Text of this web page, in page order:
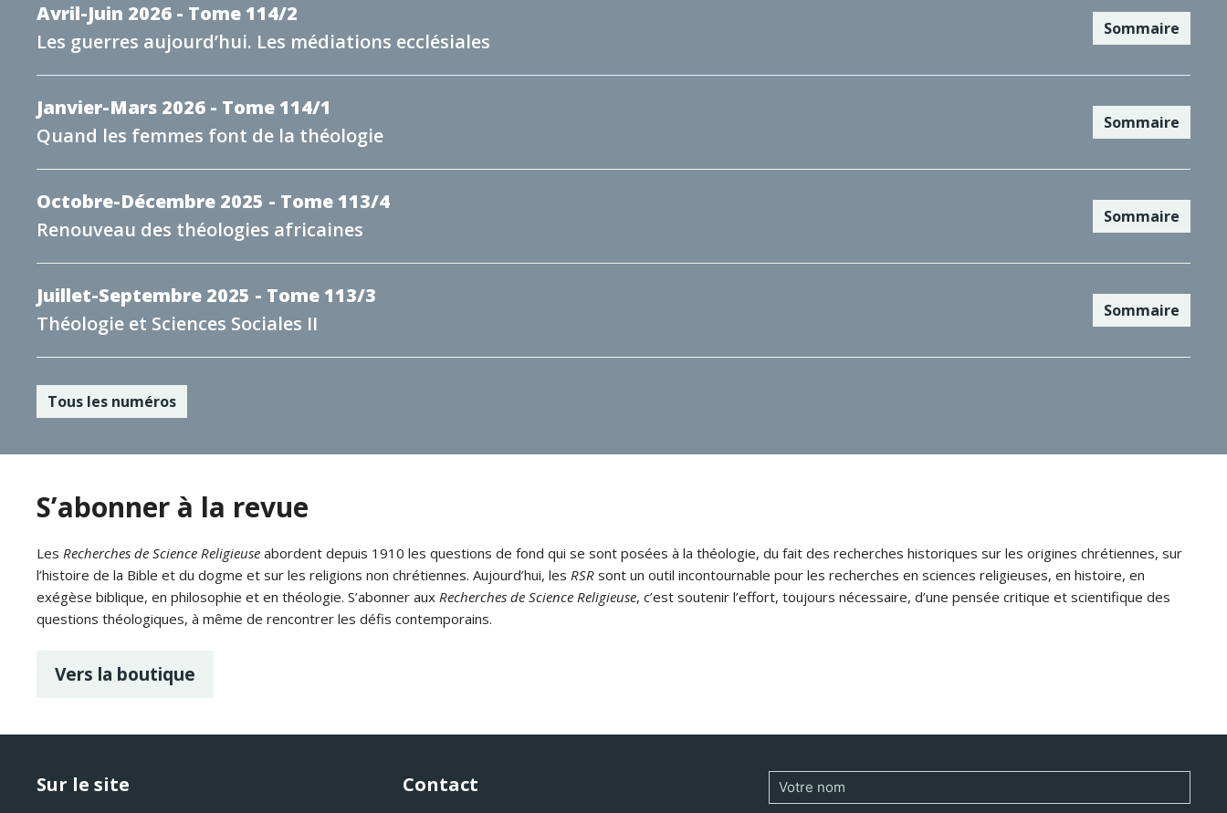
Avril-Juin 2026 - Tome 114/2
Les guerres aujourd’hui. Les médiations ecclésiales
Sommaire
Janvier-Mars 2026 - Tome 114/1
Quand les femmes font de la théologie
Sommaire
Octobre-Décembre 2025 - Tome 113/4
Renouveau des théologies africaines
Sommaire
Juillet-Septembre 2025 - Tome 113/3
Théologie et Sciences Sociales II
Sommaire
Tous les numéros
S’abonner à la revue
Les Recherches de Science Religieuse abordent depuis 1910 les questions de fond qui se sont posées à la théologie, du fait des recherches historiques sur les origines chrétiennes, sur
l’histoire de la Bible et du dogme et sur les religions non chrétiennes. Aujourd’hui, les RSR sont un outil incontournable pour les recherches en sciences religieuses, en histoire, en
exégèse biblique, en philosophie et en théologie. S’abonner aux Recherches de Science Religieuse, c’est soutenir l’effort, toujours nécessaire, d’une pensée critique et scientifique des
questions théologiques, à même de rencontrer les défis contemporains.
Vers la boutique
Sur le site Contact